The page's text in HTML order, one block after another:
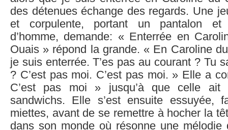
des détenues échange des regards. Une
et corpulente, portant un pantalon et
d’homme, demande: « Enterrée en
Ouais » répond la grande. « En Caroline
je suis enterrée. T’es pas au courant ? Tu
? C’est pas moi. C’est pas moi. » Elle a
C’est pas moi » jusqu’à que celle ait
sandwichs. Elle s’est ensuite essuyée,
miettes, avant de se remettre à hocher la
dans son monde où résonne une mélodie